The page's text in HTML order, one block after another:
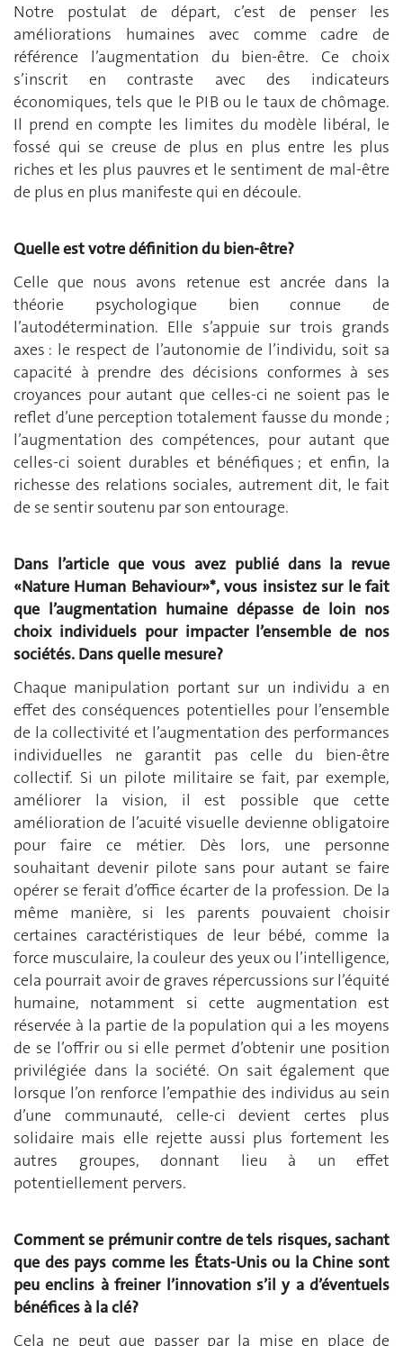
Notre postulat de départ, c’est de penser les
améliorations humaines avec comme cadre de
référence l’augmentation du bien-être. Ce choix
s’inscrit en contraste avec des indicateurs
économiques, tels que le PIB ou le taux de chômage.
Il prend en compte les limites du modèle libéral, le
fossé qui se creuse de plus en plus entre les plus
riches et les plus pauvres et le sentiment de mal-être
de plus en plus manifeste qui en découle.
Quelle est votre définition du bien-être?
Celle que nous avons retenue est ancrée dans la
théorie psychologique bien connue de
l’autodétermination. Elle s’appuie sur trois grands
axes : le respect de l’autonomie de l’individu, soit sa
capacité à prendre des décisions conformes à ses
croyances pour autant que celles-ci ne soient pas le
reflet d’une perception totalement fausse du monde ;
l’augmentation des compétences, pour autant que
celles-ci soient durables et bénéfiques ; et enfin, la
richesse des relations sociales, autrement dit, le fait
de se sentir soutenu par son entourage.
Dans l’article que vous avez publié dans la revue
«Nature Human Behaviour»*, vous insistez sur le fait
que l’augmentation humaine dépasse de loin nos
choix individuels pour impacter l’ensemble de nos
sociétés. Dans quelle mesure?
Chaque manipulation portant sur un individu a en
effet des conséquences potentielles pour l’ensemble
de la collectivité et l’augmentation des performances
individuelles ne garantit pas celle du bien-être
collectif. Si un pilote militaire se fait, par exemple,
améliorer la vision, il est possible que cette
amélioration de l’acuité visuelle devienne obligatoire
pour faire ce métier. Dès lors, une personne
souhaitant devenir pilote sans pour autant se faire
opérer se ferait d’office écarter de la profession. De la
même manière, si les parents pouvaient choisir
certaines caractéristiques de leur bébé, comme la
force musculaire, la couleur des yeux ou l’intelligence,
cela pourrait avoir de graves répercussions sur l’équité
humaine, notamment si cette augmentation est
réservée à la partie de la population qui a les moyens
de se l’offrir ou si elle permet d’obtenir une position
privilégiée dans la société. On sait également que
lorsque l’on renforce l’empathie des individus au sein
d’une communauté, celle-ci devient certes plus
solidaire mais elle rejette aussi plus fortement les
autres groupes, donnant lieu à un effet
potentiellement pervers.
Comment se prémunir contre de tels risques, sachant
que des pays comme les États-Unis ou la Chine sont
peu enclins à freiner l’innovation s’il y a d’éventuels
bénéfices à la clé?
Cela ne peut que passer par la mise en place de